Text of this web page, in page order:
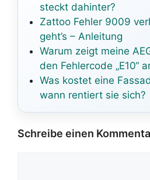
steckt dahinter?
Zattoo Fehler 9009
geht’s – Anleitung
Warum zeigt meine
den Fehlercode „E10“
Was kostet eine
wann rentiert sie sich?
Schreibe einen